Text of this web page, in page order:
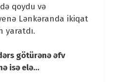
qoydu və
Lənkəranda ikiqat
yaratdı.
götürənə əfv
isə elə…